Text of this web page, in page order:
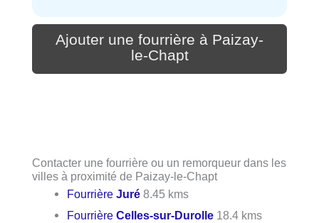
Ajouter une fourrière à Paizay-
le-Chapt
Contacter une fourrière ou un remorqueur dans les
villes à proximité de Paizay-le-Chapt
FourrièreJuré 8.45 kms
FourrièreCelles-sur-Durolle 18.4 kms